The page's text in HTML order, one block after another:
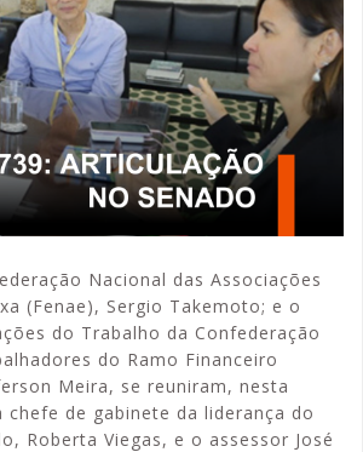
Nacional das Associações
(Fenae), Sergio Takemoto; e o
do Trabalho da Confederação
do Ramo Financeiro
Meira, se reuniram, nesta
chefe de gabinete da liderança do
Roberta Viegas, e o assessor José